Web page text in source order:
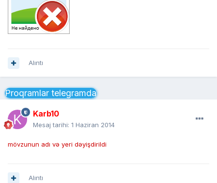
Alıntı
Proqramlar telegramda
Karb10
Mesaj tarihi: 1 Haziran 2014
mövzunun adı və yeri dəyişdirildi
Alıntı